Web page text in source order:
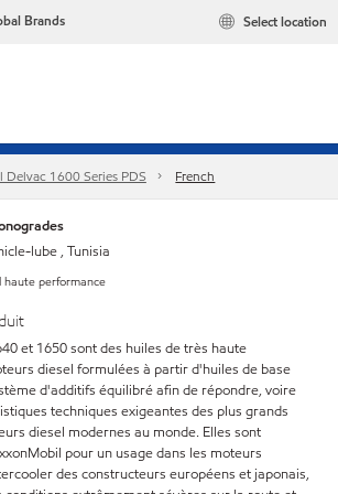
Brands Select location
Delvac 1600 Series PDS French
lube , Tunisia
haute performance
et 1650 sont des huiles de très haute
diesel formulées à partir d'huiles de base
d'additifs équilibré afin de répondre, voire
techniques exigeantes des plus grands
diesel modernes au monde. Elles sont
pour un usage dans les moteurs
des constructeurs européens et japonais,